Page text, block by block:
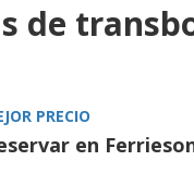
de
PRECIO
en